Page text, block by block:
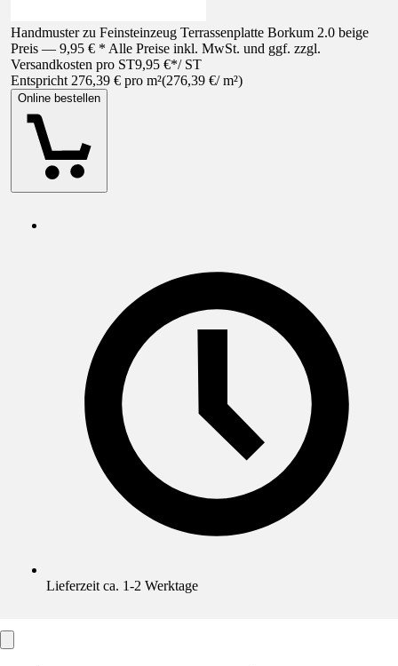
Handmuster zu Feinsteinzeug Terrassenplatte Borkum 2.0 beige
Preis — 9,95 € * Alle Preise inkl. MwSt. und ggf. zzgl.
Versandkosten pro ST9,95 €*/ ST
Entspricht 276,39 € pro m²(276,39 €/ m²)
Online bestellen
Lieferzeit ca. 1-2 Werktage